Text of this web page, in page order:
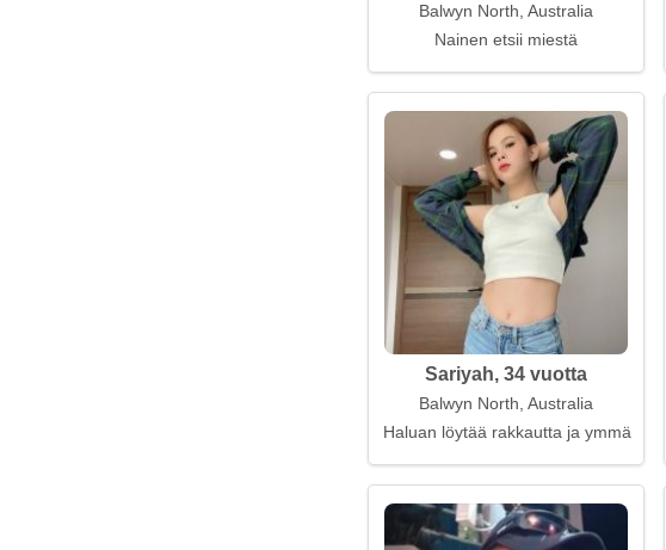
Balwyn North, Australia
Nainen etsii miestä
Sariyah, 34 vuotta
Balwyn North, Australia
Haluan löytää rakkautta ja ymmärrystä